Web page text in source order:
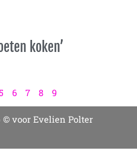
koken’
6 7 8 9
© voor Evelien Polter